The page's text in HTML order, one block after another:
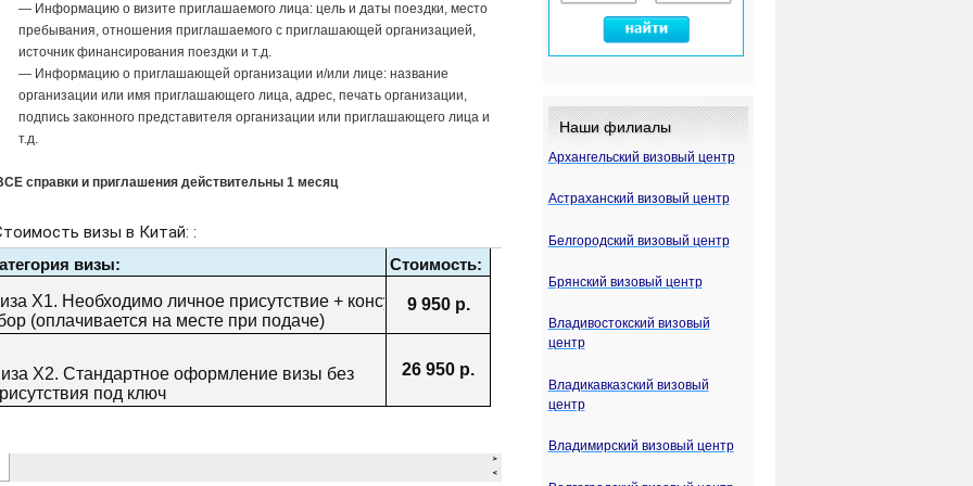
— Информацию о визите приглашаемого лица: цель и даты поездки, место
пребывания, отношения приглашаемого с приглашающей организацией,
источник финансирования поездки и т.д.
— Информацию о приглашающей организации и/или лице: название
организации или имя приглашающего лица, адрес, печать организации,
подпись законного представителя организации или приглашающего лица и
т.д.
справки и приглашения действительны 1 месяц
Наши филиалы
Архангельский визовый центр
Астраханский визовый центр
Белгородский визовый центр
Брянский визовый центр
Владивостокский визовый
центр
Владикавказский визовый
центр
Владимирский визовый центр